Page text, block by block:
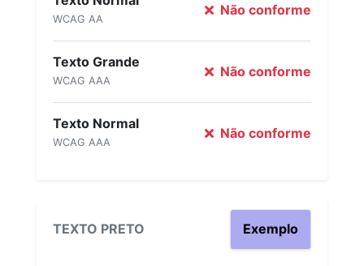
WCAG AA
Não conforme
Texto Grande
WCAG AAA
Não conforme
Texto Normal
WCAG AAA
Não conforme
TEXTO PRETO Exemplo